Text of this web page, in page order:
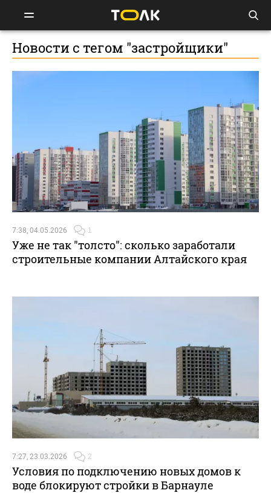
Новости с тегом "застройщики"
7:38, 04.05.2026 1
Уже не так "толсто": сколько заработали
строительные компании Алтайского края
7:27, 23.03.2026 2
Условия по подключению новых домов к
воде блокируют стройки в Барнауле